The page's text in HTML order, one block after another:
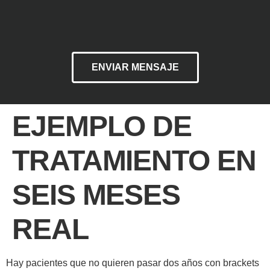
ENVIAR MENSAJE
EJEMPLO DE
TRATAMIENTO EN
SEIS MESES
REAL
Hay pacientes que no quieren pasar dos años con brackets